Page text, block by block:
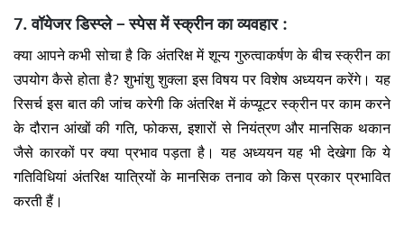
7. वॉयेजर डिस्प्ले – स्पेस में स्क्रीन का व्यवहार :
क्या आपने कभी सोचा है कि अंतरिक्ष में शून्य गुरुत्वाकर्षण के बीच स्क्रीन का
उपयोग कैसे होता है? शुभांशु शुक्ला इस विषय पर विशेष अध्ययन करेंगे। यह
रिसर्च इस बात की जांच करेगी कि अंतरिक्ष में कंप्यूटर स्क्रीन पर काम करने
के दौरान आंखों की गति, फोकस, इशारों से नियंत्रण और मानसिक थकान
जैसे कारकों पर क्या प्रभाव पड़ता है। यह अध्ययन यह भी देखेगा कि ये
गतिविधियां अंतरिक्ष यात्रियों के मानसिक तनाव को किस प्रकार प्रभावित
करती हैं।